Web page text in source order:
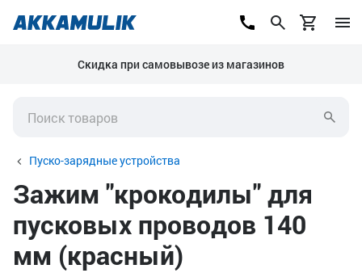
Скидка при самовывозе из магазинов
Пуско-зарядные устройства
Зажим "крокодилы" для
пусковых проводов 140
мм (красный)